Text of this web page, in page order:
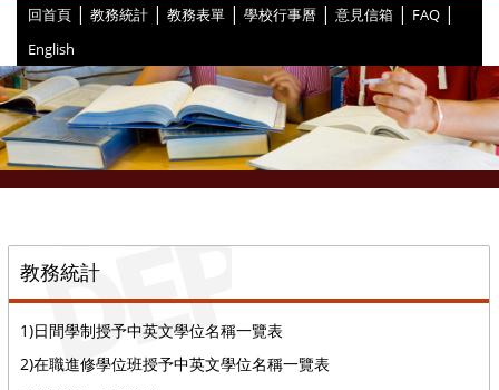
回首頁 | 教務統計 | 教務表單 | 學校行事曆 | 意見信箱 | FAQ |
English
教務統計
1)日間學制授予中英文學位名稱一覽表
2)在職進修學位班授予中英文學位名稱一覽表